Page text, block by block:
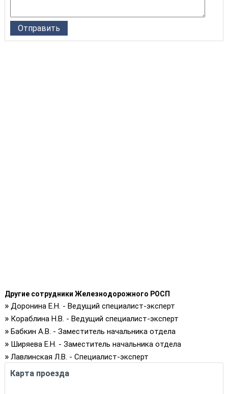
Другие сотрудники Железнодорожного РОСП
» Доронина Е.Н. - Ведущий специалист-эксперт
» Кораблина Н.В. - Ведущий специалист-эксперт
» Бабкин А.В. - Заместитель начальника отдела
» Ширяева Е.Н. - Заместитель начальника отдела
» Лавлинская Л.В. - Специалист-эксперт
Карта проезда